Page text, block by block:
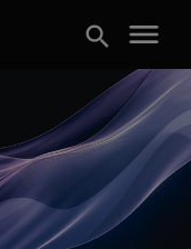
search menu